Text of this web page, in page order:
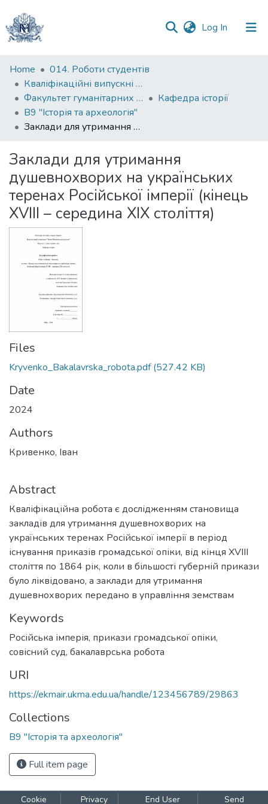
Log In (current)
Communities
&
Collections
All of DSpace
Statistics
Home
014. Роботи студентів
Кваліфікаційні випускні роботи здобувачів вищої освіти бакалаврських програм
Факультет гуманітарних наук
Кафедра історії
В9 "Історія та археологія"
Заклади для утримання душевнохворих на українських теренах Російської імперії (кінець XVIII – середина XIX століття)
Заклади для утримання
душевнохворих на українських
теренах Російської імперії (кінець
XVIII – середина XIX століття)
Files
Kryvenko_Bakalavrska_robota.pdf(527.42 KB)
Date
2024
Authors
Кривенко, Іван
Abstract
Кваліфікаційна робота є дослідженням становища
закладів для утримання душевнохворих на
українських теренах Російської імперії в період
існування приказів громадської опіки, від кінця XVIII
століття по 1864 рік, коли в більшості губерній прикази
було ліквідовано, а заклади для утримання
душевнохворих передано в управління земствам
Keywords
Російська імперія, прикази громадської опіки,
совісний суд, бакалаврська робота
URI
https://ekmair.ukma.edu.ua/handle/123456789/29863
Collections
В9 "Історія та археологія"
Full item page
Cookie Privacy End User Send